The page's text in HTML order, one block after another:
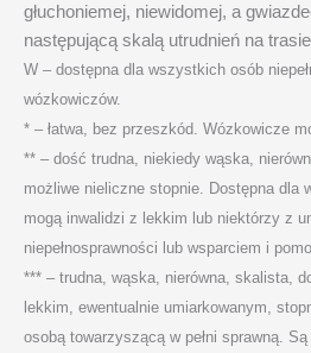
głuchoniemej, niewidomej, a
następującą skalą utrudnień na
W – dostępna dla wszystkich osób
wózkowiczów.
* – łatwa, bez przeszkód. Wózkowicze
** – dość trudna, niekiedy wąska,
możliwe nieliczne stopnie. Dostępna dla
mogą inwalidzi z lekkim lub niektórzy z
niepełnosprawności lub wsparciem i
*** – trudna, wąska, nierówna, skalista,
lekkim, ewentualnie umiarkowanym,
osobą towarzyszącą w pełni sprawną.